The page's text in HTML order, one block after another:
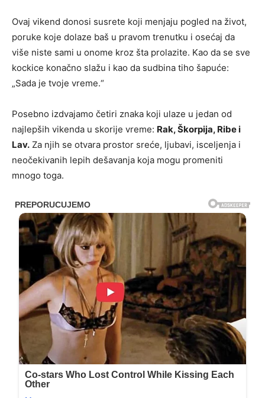
Ovaj vikend donosi susrete koji menjaju pogled na život,
poruke koje dolaze baš u pravom trenutku i osećaj da
više niste sami u onome kroz šta prolazite. Kao da se sve
kockice konačno slažu i kao da sudbina tiho šapuće:
„Sada je tvoje vreme.“
Posebno izdvajamo četiri znaka koji ulaze u jedan od
najlepših vikenda u skorije vreme: Rak, Škorpija, Ribe i
Lav. Za njih se otvara prostor sreće, ljubavi, isceljenja i
neočekivanih lepih dešavanja koja mogu promeniti
mnogo toga.